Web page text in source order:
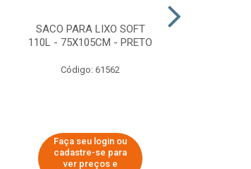
SACO PARA LIXO SOFT
110L - 75X105CM - PRETO
Código: 61562
Faça seu login ou
cadastre-se para
ver preços e